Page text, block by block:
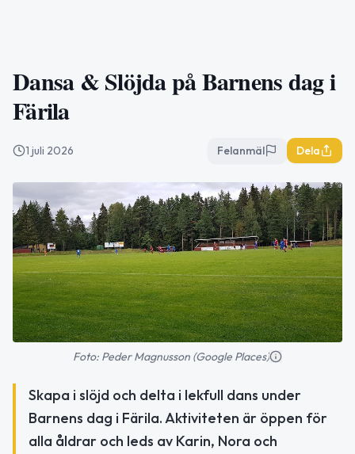
Dansa & Slöjda på Barnens dag i
Färila
1 juli 2026 Felanmäl Dela
Foto: Peder Magnusson (Google Places)
Skapa i slöjd och delta i lekfull dans under
Barnens dag i Färila. Aktiviteten är öppen för
alla åldrar och leds av Karin, Nora och